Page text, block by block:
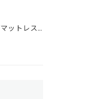
【スプリングマットレス・折りたたみマットレス回収】